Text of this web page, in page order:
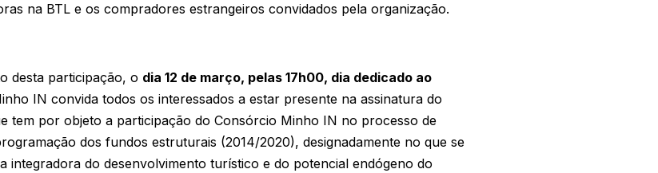
na BTL e os compradores estrangeiros convidados pela organização.
desta participação, o dia 12 de março, pelas 17h00, dia dedicado ao
IN convida todos os interessados a estar presente na assinatura do
tem por objeto a participação do Consórcio Minho IN no processo de
dos fundos estruturais (2014/2020), designadamente no que se
integradora do desenvolvimento turístico e do potencial endógeno do